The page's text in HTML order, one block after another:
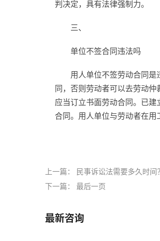
判决定，具有法律强制力。
三、
单位不签合同违法吗
用人单位不签劳动合同
同，否则劳动者可以去劳动
应当订立书面劳动合同。已
合同。用人单位与劳动者在用
上一篇： 民事诉讼法需要多久时间
下一篇： 最后一页
最新咨询